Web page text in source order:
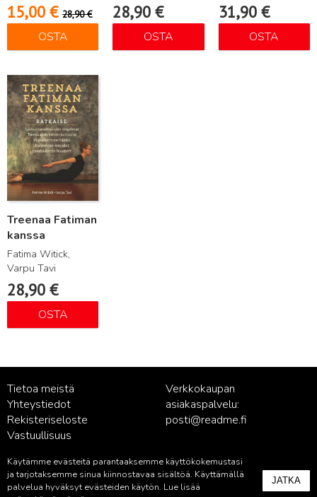
15,00 € 28,90€
OSTA
28,90€
OSTA
31,90 €
OSTA
Treenaa Fatiman
kanssa
Fatima Witick,
Varpu Tavi
28,90 €
OSTA
Lue lisää
Tietoa meistä
Yhteystiedot
Rekisteriseloste
Vastuullisuus
Verkkokaupan
asiakaspalvelu:
posti@readme.fi
Kustantamon asiakaspalvelu:
palvelu@readme.fi
Käytämme evästeitä parantaaksemme käyttökokemustasi
ja tarjotaksemme sinua kiinnostavaa sisältöä. Käyttämällä
palvelua hyväksyt evästeiden käytön. Lue lisää
JATKA